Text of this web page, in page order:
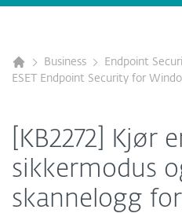
Business
Endpoint
ESET Endpoint Security for
[KB2272] Kjør
sikkermodus
skannelogg